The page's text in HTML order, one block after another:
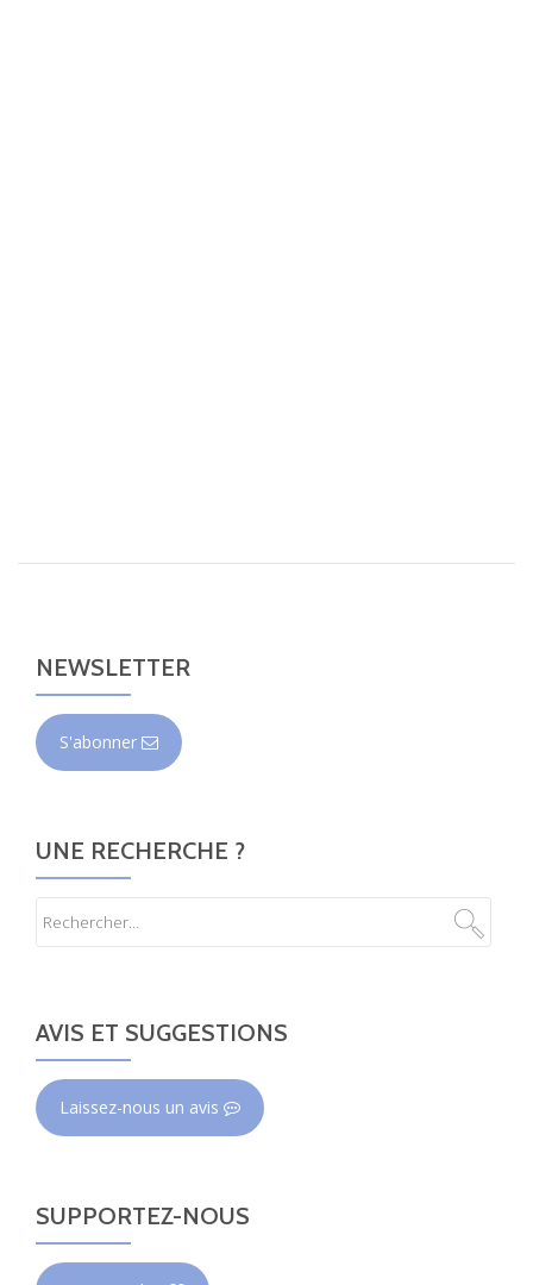
NEWSLETTER
S'abonner
UNE RECHERCHE ?
AVIS ET SUGGESTIONS
Laissez-nous un avis
SUPPORTEZ-NOUS